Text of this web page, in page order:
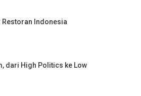
Restoran Indonesia
dari High Politics ke Low